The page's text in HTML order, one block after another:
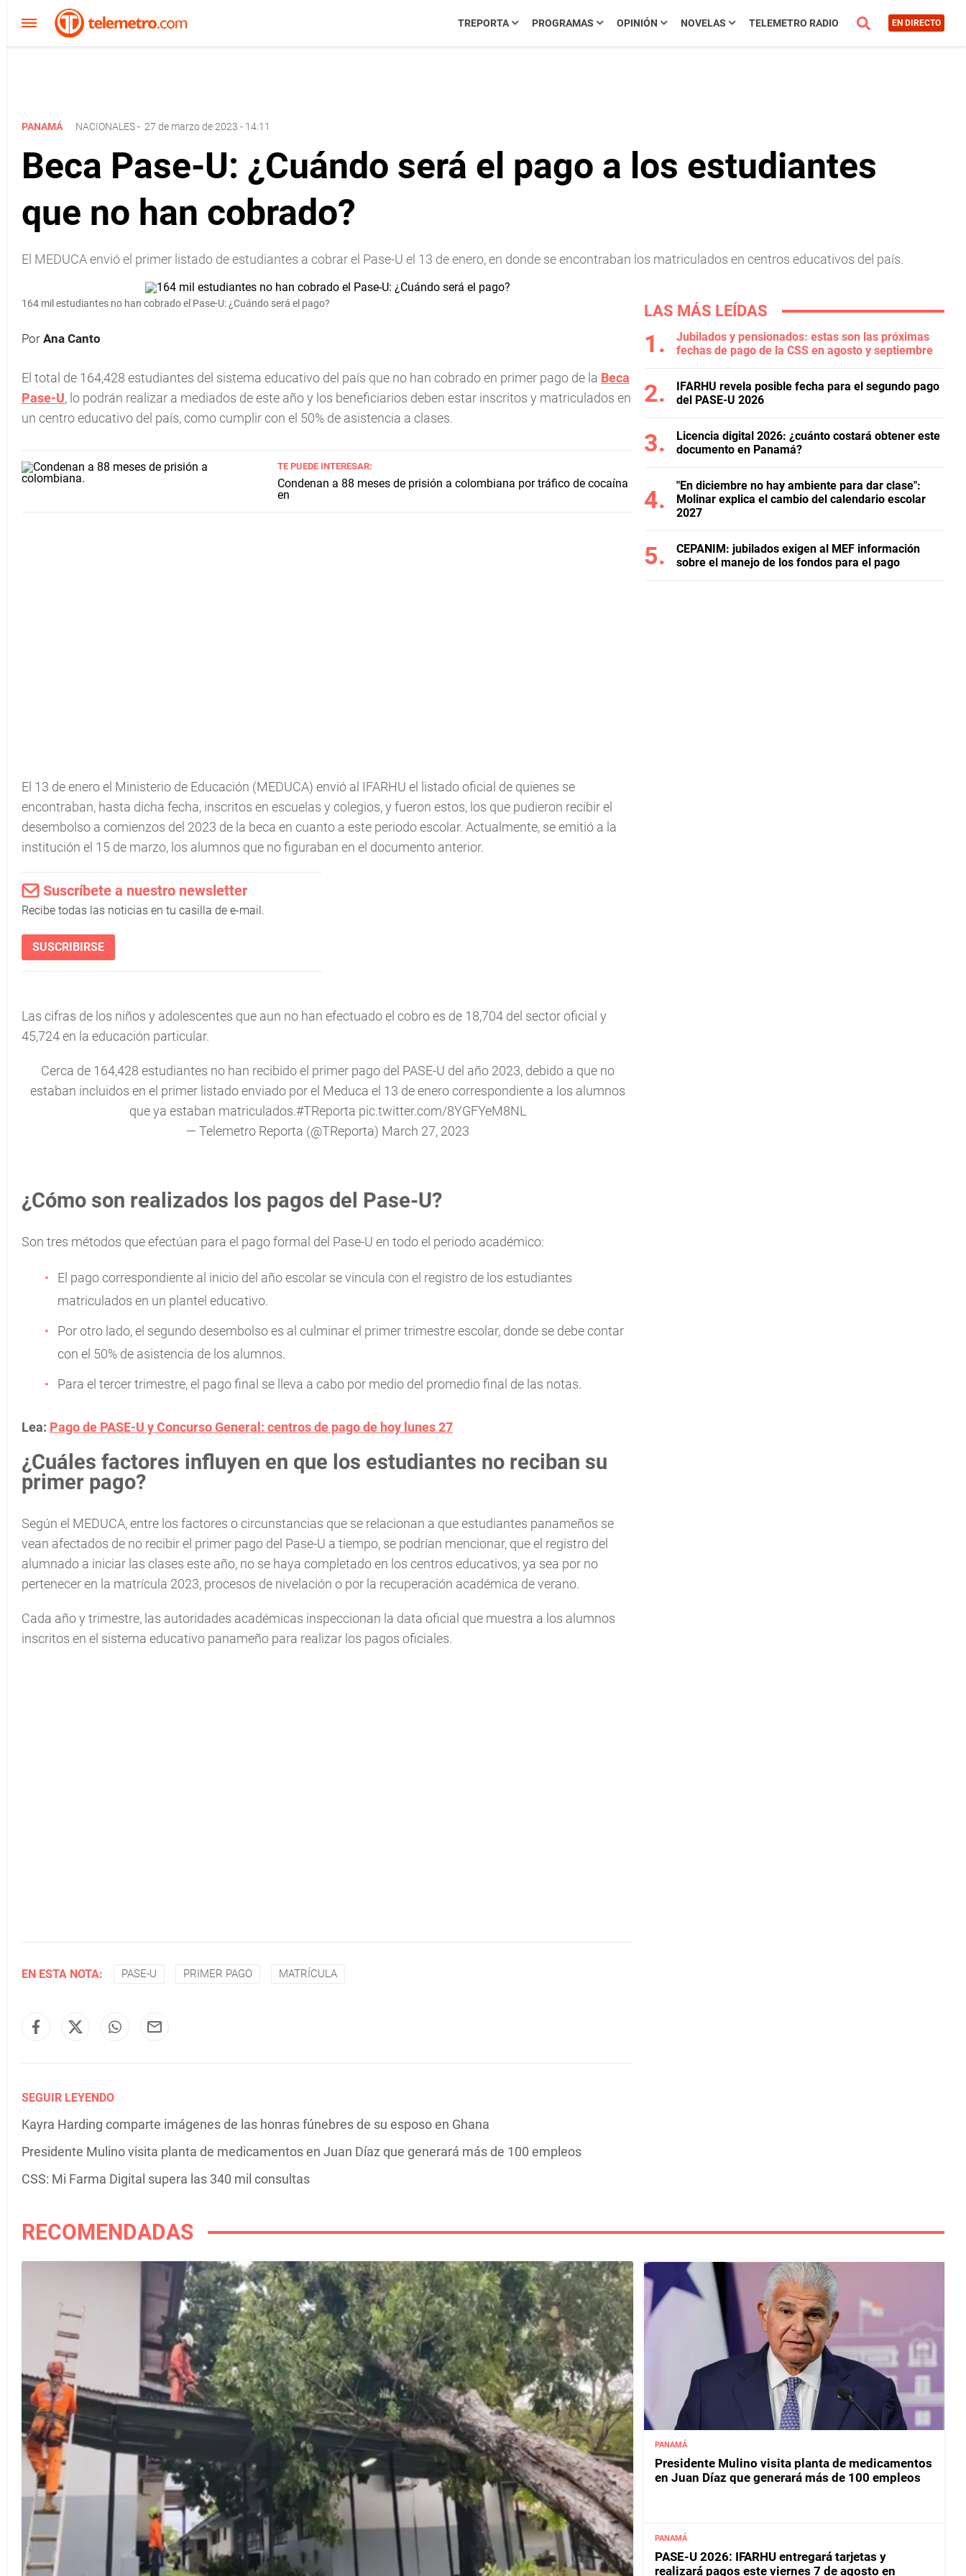
TREPORTA PROGRAMAS OPINIÓN NOVELAS TELEMETRO RADIO EN DIRECTO
PANAMÁ NACIONALES- 27 de marzo de 2023 - 14:11
Beca Pase-U: ¿Cuándo será el pago a los estudiantes
que no han cobrado?
El MEDUCA envió el primer listado de estudiantes a cobrar el Pase-U el 13 de enero, en donde se encontraban los matriculados en centros educativos del país.
164 mil estudiantes no han cobrado el Pase-U: ¿Cuándo será el pago?
Por Ana Canto
El total de 164,428 estudiantes del sistema educativo del país que no han cobrado en primer pago de la Beca
Pase-U, lo podrán realizar a mediados de este año y los beneficiarios deben estar inscritos y matriculados en
un centro educativo del país, como cumplir con el 50% de asistencia a clases.
TE PUEDE INTERESAR:
Condenan a 88 meses de prisión a colombiana por tráfico de cocaína
en
El 13 de enero el Ministerio de Educación (MEDUCA) envió al IFARHU el listado oficial de quienes se
encontraban, hasta dicha fecha, inscritos en escuelas y colegios, y fueron estos, los que pudieron recibir el
desembolso a comienzos del 2023 de la beca en cuanto a este periodo escolar. Actualmente, se emitió a la
institución el 15 de marzo, los alumnos que no figuraban en el documento anterior.
Suscríbete a nuestro newsletter
Recibe todas las noticias en tu casilla de e-mail.
SUSCRIBIRSE
Las cifras de los niños y adolescentes que aun no han efectuado el cobro es de 18,704 del sector oficial y
45,724 en la educación particular.
Cerca de 164,428 estudiantes no han recibido el primer pago del PASE-U del año 2023, debido a que no
estaban incluidos en el primer listado enviado por el Meduca el 13 de enero correspondiente a los alumnos
que ya estaban matriculados.#TReporta pic.twitter.com/8YGFYeM8NL
— Telemetro Reporta (@TReporta) March 27, 2023
¿Cómo son realizados los pagos del Pase-U?
Son tres métodos que efectúan para el pago formal del Pase-U en todo el periodo académico:
El pago correspondiente al inicio del año escolar se vincula con el registro de los estudiantes
matriculados en un plantel educativo.
Por otro lado, el segundo desembolso es al culminar el primer trimestre escolar, donde se debe contar
con el 50% de asistencia de los alumnos.
Para el tercer trimestre, el pago final se lleva a cabo por medio del promedio final de las notas.
Lea: Pago de PASE-U y Concurso General: centros de pago de hoy lunes 27
¿Cuáles factores influyen en que los estudiantes no reciban su
primer pago?
Según el MEDUCA, entre los factores o circunstancias que se relacionan a que estudiantes panameños se
vean afectados de no recibir el primer pago del Pase-U a tiempo, se podrían mencionar, que el registro del
alumnado a iniciar las clases este año, no se haya completado en los centros educativos, ya sea por no
pertenecer en la matrícula 2023, procesos de nivelación o por la recuperación académica de verano.
Cada año y trimestre, las autoridades académicas inspeccionan la data oficial que muestra a los alumnos
inscritos en el sistema educativo panameño para realizar los pagos oficiales.
EN ESTA NOTA: PASE-U PRIMER PAGO MATRÍCULA
SEGUIR LEYENDO
Kayra Harding comparte imágenes de las honras fúnebres de su esposo en Ghana
Presidente Mulino visita planta de medicamentos en Juan Díaz que generará más de 100 empleos
CSS: Mi Farma Digital supera las 340 mil consultas
LAS MÁS LEÍDAS
Jubilados y pensionados: estas son las próximas
fechas de pago de la CSS en agosto y septiembre
IFARHU revela posible fecha para el segundo pago
del PASE-U 2026
Licencia digital 2026: ¿cuánto costará obtener este
documento en Panamá?
"En diciembre no hay ambiente para dar clase":
Molinar explica el cambio del calendario escolar
2027
CEPANIM: jubilados exigen al MEF información
sobre el manejo de los fondos para el pago
RECOMENDADAS
PANAMÁ
Presidente Mulino visita planta de medicamentos
en Juan Díaz que generará más de 100 empleos
PANAMÁ
PASE-U 2026: IFARHU entregará tarjetas y
realizará pagos este viernes 7 de agosto en